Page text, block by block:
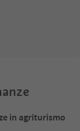
in agriturismo